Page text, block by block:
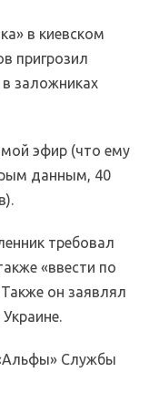
в киевском
пригрозил
заложниках
эфир (что ему
данным, 40
требовал
«ввести по
он заявлял
Службы